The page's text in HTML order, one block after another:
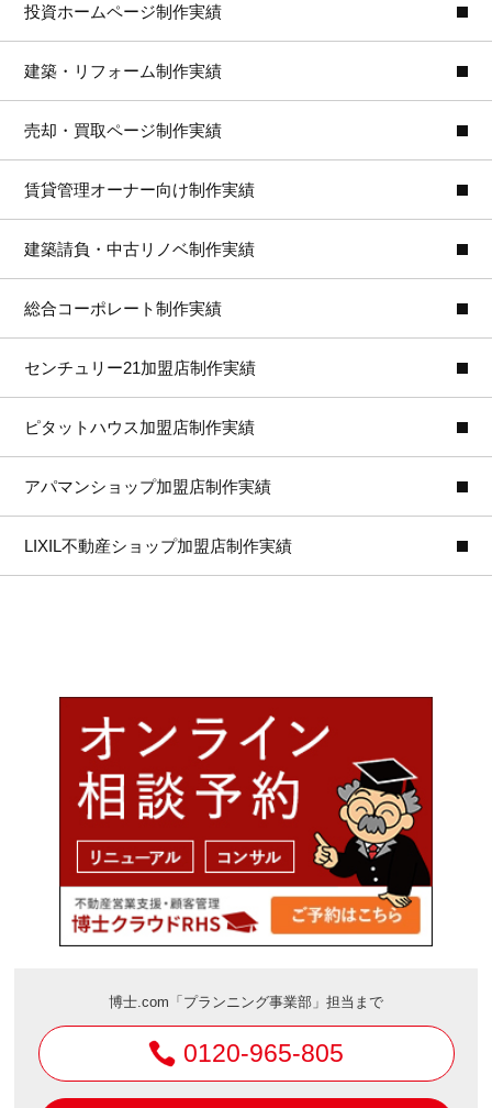
投資ホームページ制作実績
建築・リフォーム制作実績
売却・買取ページ制作実績
賃貸管理オーナー向け制作実績
建築請負・中古リノベ制作実績
総合コーポレート制作実績
センチュリー21加盟店制作実績
ピタットハウス加盟店制作実績
アパマンショップ加盟店制作実績
LIXIL不動産ショップ加盟店制作実績
博士.com「プランニング事業部」担当まで
0120-965-805